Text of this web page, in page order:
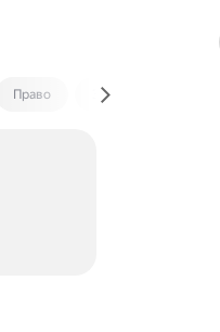
Право Экономика и финансы